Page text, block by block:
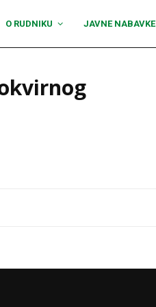
O RUDNIKU JAVNE NABAVKE